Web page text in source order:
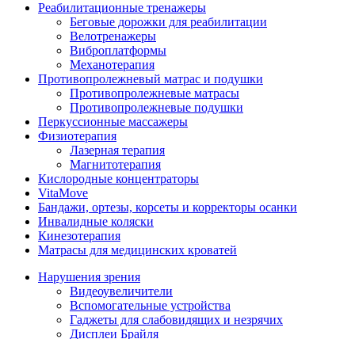
Реабилитационные тренажеры
Беговые дорожки для реабилитации
Велотренажеры
Виброплатформы
Механотерапия
Противопролежневый матрас и подушки
Противопролежневые матрасы
Противопролежневые подушки
Перкуссионные массажеры
Физиотерапия
Лазерная терапия
Магнитотерапия
Кислородные концентраторы
VitaMove
Бандажи, ортезы, корсеты и корректоры осанки
Инвалидные коляски
Кинезотерапия
Матрасы для медицинских кроватей
Нарушения зрения
Видеоувеличители
Вспомогательные устройства
Гаджеты для слабовидящих и незрячих
Дисплеи Брайля